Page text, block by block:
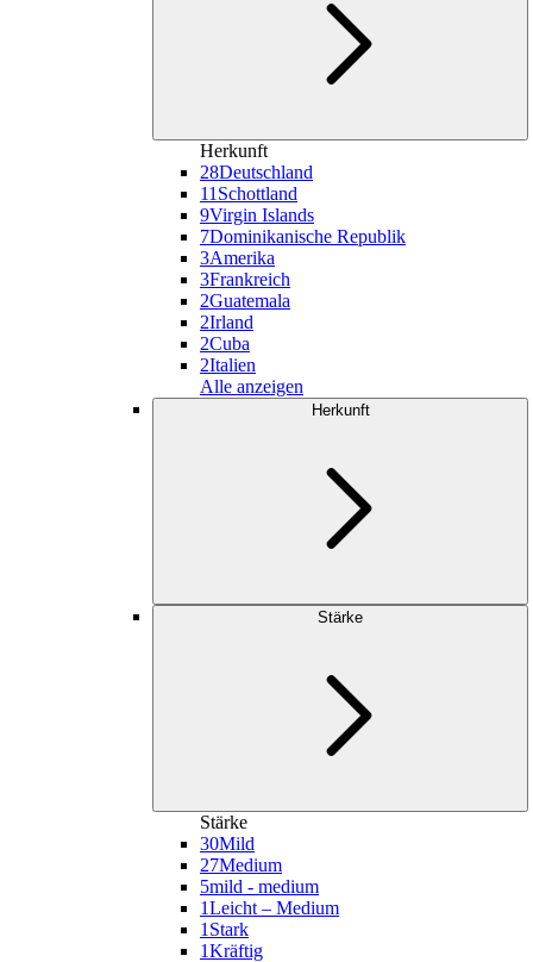
Herkunft
28Deutschland
11 Schottland
9Virgin Islands
7Dominikanische Republik
3Amerika
3Frankreich
2Guatemala
2Irland
2Cuba
2Italien
Alle anzeigen
Herkunft
Stärke
Stärke
30Mild
27Medium
5mild - medium
1Leicht – Medium
1 Stark
1Kräftig